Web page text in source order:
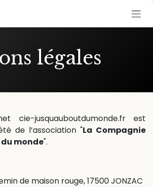
légales
cie-jusquauboutdumonde.fr est
de l’association "La Compagnie
monde".
de maison rouge, 17500 JONZAC